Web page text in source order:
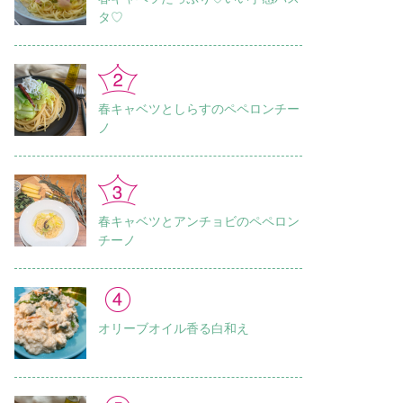
タ♡
春キャベツとしらすのペペロンチー
ノ
春キャベツとアンチョビのペペロン
チーノ
オリーブオイル香る白和え